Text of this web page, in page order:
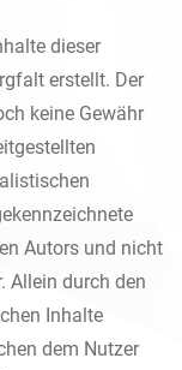
dieser
erstellt. Der
keine Gewähr
Autors und nicht
Allein durch den
Inhalte
dem Nutzer